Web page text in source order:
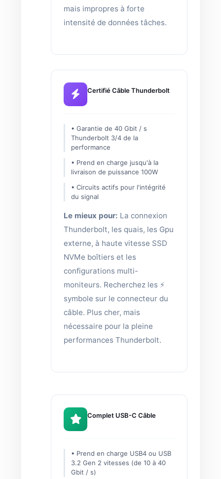
mais impropres à forte
intensité de données tâches.
Certifié Câble Thunderbolt
• Garantie de 40 Gbit / s
Thunderbolt 3/4 de la
performance
• Prend en charge jusqu'à la
livraison de puissance 100W
• Circuits actifs pour l'intégrité
du signal
Le mieux pour: La connexion
Thunderbolt, les quais, les Gpu
externe, à haute vitesse SSD
NVMe boîtiers et les
configurations multi-
moniteurs. Recherchez les ⚡
symbole sur le connecteur du
câble. Plus cher, mais
nécessaire pour la pleine
performances Thunderbolt.
Complet USB-C Câble
• Prend en charge USB4 ou USB
3.2 Gen 2 vitesses (de 10 à 40
Gbit / s)